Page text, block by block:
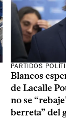
PARTIDOS
Blancos
de Lacalle Pou
no se “rebaje”
berreta” del